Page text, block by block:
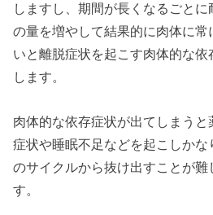
しますし、期間が長くなるごと
の量を増やして結果的に肉体に
いと離脱症状を起こす肉体的な依
します。
肉体的な依存症状が出てしまう
症状や睡眠不足などを起こしかな
のサイクルから抜け出すことが
す。